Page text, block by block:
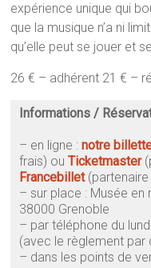
expérience unique qui
que la musique n’a ni
qu’elle peut se jouer et
26 € – adhérent 21 € –
Informations /
– en ligne :notre
frais) ouTicketmaster
Francebillet (partenaire
– sur place : Musée en
38000 Grenoble
– par téléphone du
(avec le règlement par
– dans les points de